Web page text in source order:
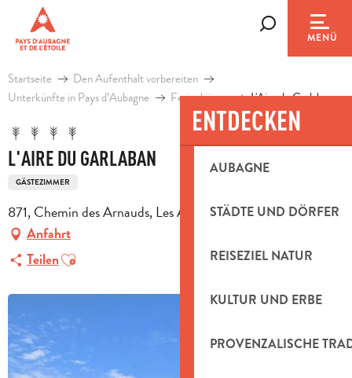
contenu
principal
MENÜ
ENTDECKEN
AUBAGNE
STÄDTE UND DÖRFER
REISEZIEL NATUR
KULTUR UND ERBE
PROVENZALISCHE
Startseite
Den Aufenthalt vorbereiten
Unterkünfte in Pays d’Aubagne
Ferienhäuser L'Aire du Garlaban
L'AIRE DU GARLABAN
GÄSTEZIMMER
871, Chemin des Arnauds, Les ARNAUDS, 13400 Aubagne
Anfahrt
TeilenAjouter aux favoris